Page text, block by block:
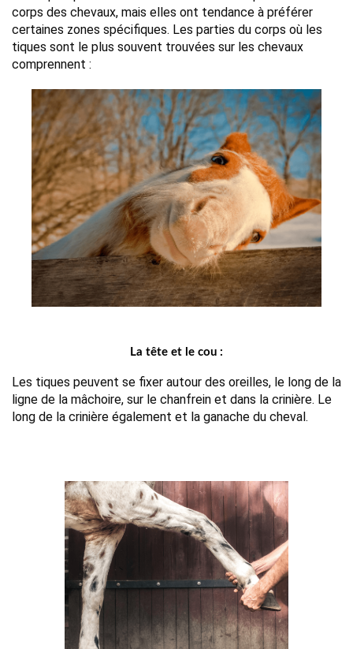
corps des chevaux, mais elles ont tendance à préférer
certaines zones spécifiques. Les parties du corps où les
tiques sont le plus souvent trouvées sur les chevaux
comprennent :
La tête et le cou :
Les tiques peuvent se fixer autour des oreilles, le long de la
ligne de la mâchoire, sur le chanfrein et dans la crinière. Le
long de la crinière également et la ganache du cheval.